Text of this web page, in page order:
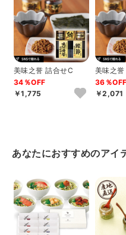
美味之誉 詰合せC
34％OFF
￥1,775
美味之
36％OFF
￥2,071
あなたにおすすめのアイ